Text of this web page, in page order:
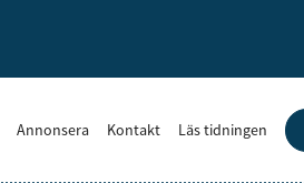
Annonsera Kontakt Läs tidningen